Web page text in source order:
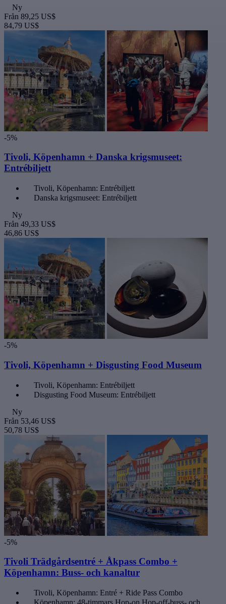
Ny
Från 89,25 US$
84,79 US$
-5%
Tivoli, Köpenhamn + Danska krigsmuseet:
Entrébiljett
Tivoli, Köpenhamn: Entrébiljett
Danska krigsmuseet: Entrébiljett
Ny
Från 49,33 US$
46,86 US$
-5%
Tivoli, Köpenhamn + Disgusting Food Museum
Tivoli, Köpenhamn: Entrébiljett
Disgusting Food Museum: Entrébiljett
Ny
Från 53,46 US$
50,78 US$
-5%
Tivoli Trädgårdsentré + Åkpass Combo +
Köpenhamn: Buss- och kanaltur
Tivoli, Köpenhamn: Entré + Ride Pass Combo
Köpenhamn: 48-timmars Hop-on Hop-off-buss- och